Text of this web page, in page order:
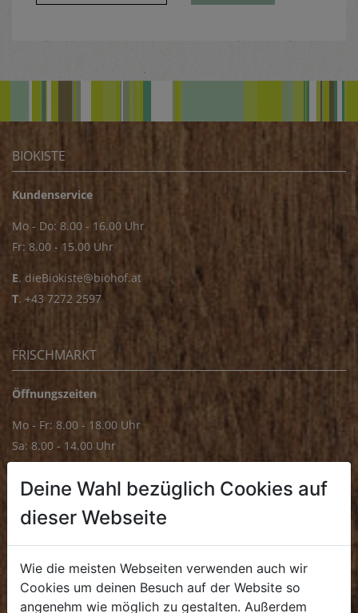
BIOKISTE
Kundenservice
Mo - Do: 8.00 - 16.00 Uhr
Fr: 8.00 - 15.00 Uhr
E. dieBiokiste@biohof.at
T. +43 7272 2597
FRISCHMARKT
Öffnungszeiten
Mo - Fr: 8.00 - 18.00 Uhr
Sa: 8.00 - 14.00 Uhr
Mo - Fr: 8.00 - 16.00 Uhr
. +43 7272 4859 70
Deine Wahl bezüglich Cookies auf
dieser Webseite
Wie die meisten Webseiten verwenden auch wir
Cookies um deinen Besuch auf der Website so
angenehm wie möglich zu gestalten. Außerdem